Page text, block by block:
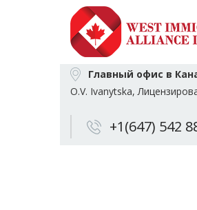
Главный офис в
O.V. Ivanytska,
+1(647) 542